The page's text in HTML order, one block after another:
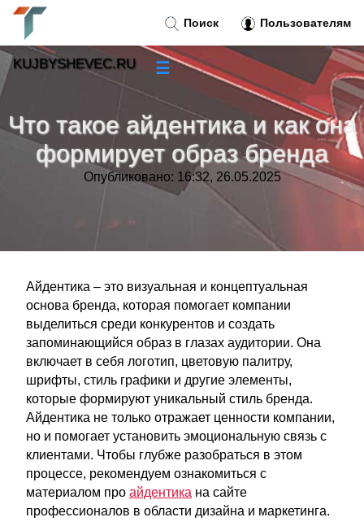
Что такое айдентика и как она
формирует образ бренда
Опубликовано: 16:32, 26.05.2025
Айдентика – это визуальная и концептуальная
основа бренда, которая помогает компании
выделиться среди конкурентов и создать
запоминающийся образ в глазах аудитории. Она
включает в себя логотип, цветовую палитру,
шрифты, стиль графики и другие элементы,
которые формируют уникальный стиль бренда.
Айдентика не только отражает ценности компании,
но и помогает установить эмоциональную связь с
клиентами. Чтобы глубже разобраться в этом
процессе, рекомендуем ознакомиться с
материалом про айдентика на сайте
профессионалов в области дизайна и маркетинга.
Поиск Пользователям
KUJBYSHEVEC.RU ☰
»
Тренды новостей»
»
Контакт»